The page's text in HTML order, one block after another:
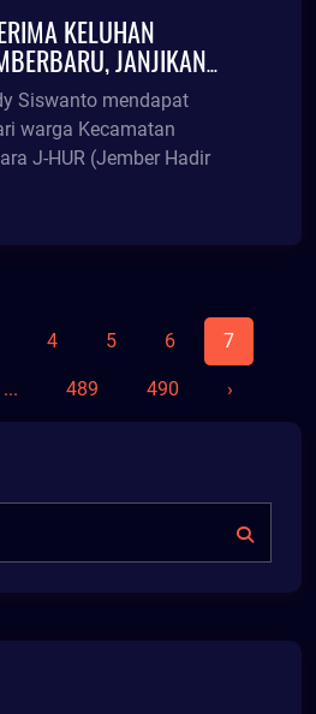
KELUHAN
JANJIKAN
Siswanto mendapat
warga Kecamatan
J-HUR (Jember Hadir
4 5 6 7
... 489 490 ›